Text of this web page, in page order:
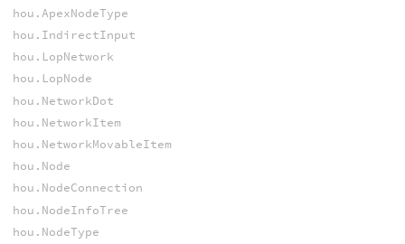
hou.ApexNodeType
hou.IndirectInput
hou.LopNetwork
hou.LopNode
hou.NetworkDot
hou.NetworkItem
hou.NetworkMovableItem
hou.Node
hou.NodeConnection
hou.NodeInfoTree
hou.NodeType